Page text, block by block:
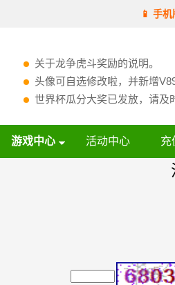
📱 手机
关于龙争虎斗奖励的说明。
头像可自选修改啦，并新增
世界杯瓜分大奖已发放，请及
游戏中心 活动中心 充